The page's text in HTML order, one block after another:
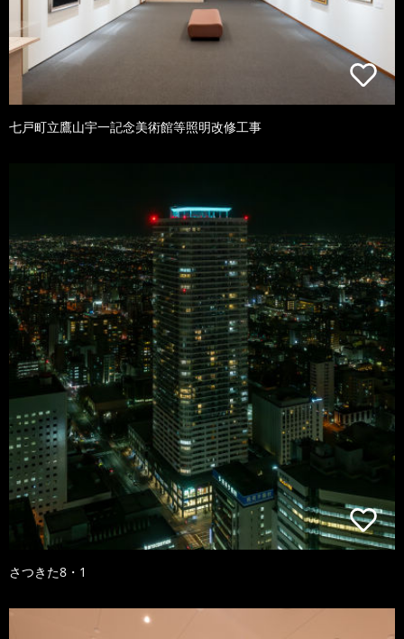
七戸町立鷹山宇一記念美術館等照明改修工事
さつきた8・1